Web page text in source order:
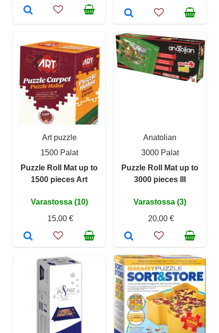
Art puzzle
1500 Palat
Puzzle Roll Mat up to
1500 pieces Art
Varastossa (10)
15,00 €
Anatolian
3000 Palat
Puzzle Roll Mat up to
3000 pieces III
Varastossa (3)
20,00 €